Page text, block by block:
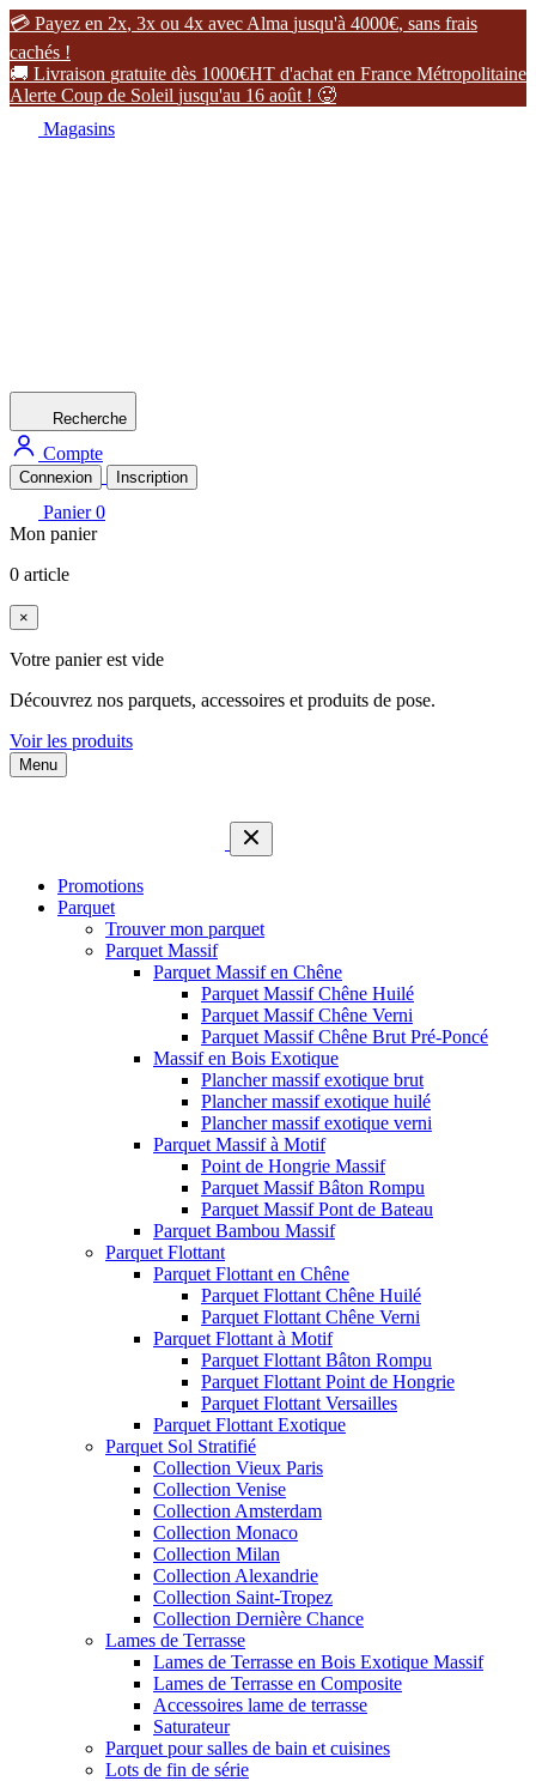
 Payez en 2x, 3x ou 4x avec Alma jusqu'à 4000€, sans frais
cachés !
 Livraison gratuite dès 1000€HT d'achat en France Métropolitaine
Alerte Coup de Soleil jusqu'au 16 août ! 
Magasins
Recherche
Compte
Connexion Inscription
Panier 0
Mon panier
0 article
×
Votre panier est vide
Découvrez nos parquets, accessoires et produits de pose.
Voir les produits
Menu
Promotions
Parquet
Trouver mon parquet
Parquet Massif
Parquet Massif en Chêne
Parquet Massif Chêne Huilé
Parquet Massif Chêne Verni
Parquet Massif Chêne Brut Pré-Poncé
Massif en Bois Exotique
Plancher massif exotique brut
Plancher massif exotique huilé
Plancher massif exotique verni
Parquet Massif à Motif
Point de Hongrie Massif
Parquet Massif Bâton Rompu
Parquet Massif Pont de Bateau
Parquet Bambou Massif
Parquet Flottant
Parquet Flottant en Chêne
Parquet Flottant Chêne Huilé
Parquet Flottant Chêne Verni
Parquet Flottant à Motif
Parquet Flottant Bâton Rompu
Parquet Flottant Point de Hongrie
Parquet Flottant Versailles
Parquet Flottant Exotique
Parquet Sol Stratifié
Collection Vieux Paris
Collection Venise
Collection Amsterdam
Collection Monaco
Collection Milan
Collection Alexandrie
Collection Saint-Tropez
Collection Dernière Chance
Lames de Terrasse
Lames de Terrasse en Bois Exotique Massif
Lames de Terrasse en Composite
Accessoires lame de terrasse
Saturateur
Parquet pour salles de bain et cuisines
Lots de fin de série